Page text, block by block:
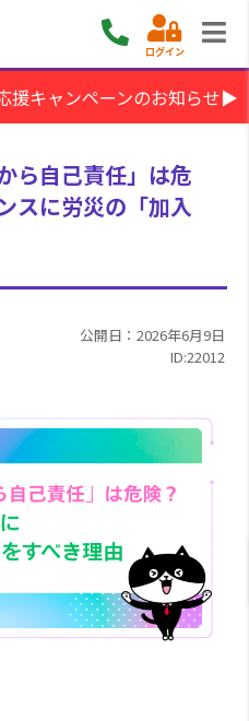
ログイン
援キャンペーンのお知らせ▶
ら自己責任」は危
スに労災の「加入
公開日：2026年6月9日
ID:22012